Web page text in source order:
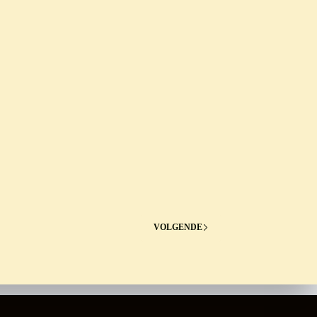
VOLGENDE